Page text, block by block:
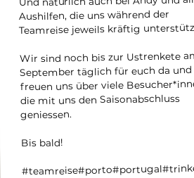
Aushilfen, die uns während der
Teamreise jeweils kräftig
Wir sind noch bis zur Ustrenkete
September täglich für euch da und
freuen uns über viele
die mit uns den Saisonabschluss
geniessen.
Bis bald!